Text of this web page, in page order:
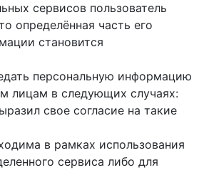
сервисов пользователь
определённая часть его
становится
персональную информацию
лицам в следующих случаях:
свое согласие на такие
в рамках использования
сервиса либо для